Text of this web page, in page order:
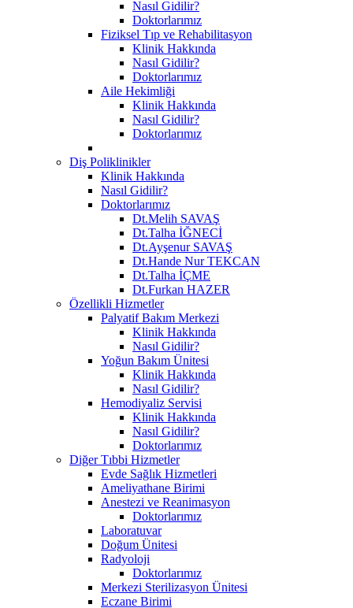
Nasıl Gidilir?
Doktorlarımız
Fiziksel Tıp ve Rehabilitasyon
Klinik Hakkında
Nasıl Gidilir?
Doktorlarımız
Aile Hekimliği
Klinik Hakkında
Nasıl Gidilir?
Doktorlarımız
Diş Poliklinikler
Klinik Hakkında
Nasıl Gidilir?
Doktorlarımız
Dt.Melih SAVAŞ
Dt.Talha İĞNECİ
Dt.Ayşenur SAVAŞ
Dt.Hande Nur TEKCAN
Dt.Talha İÇME
Dt.Furkan HAZER
Özellikli Hizmetler
Palyatif Bakım Merkezi
Klinik Hakkında
Nasıl Gidilir?
Yoğun Bakım Ünitesi
Klinik Hakkında
Nasıl Gidilir?
Hemodiyaliz Servisi
Klinik Hakkında
Nasıl Gidilir?
Doktorlarımız
Diğer Tıbbi Hizmetler
Evde Sağlık Hizmetleri
Ameliyathane Birimi
Anestezi ve Reanimasyon
Doktorlarımız
Laboratuvar
Doğum Ünitesi
Radyoloji
Doktorlarımız
Merkezi Sterilizasyon Ünitesi
Eczane Birimi